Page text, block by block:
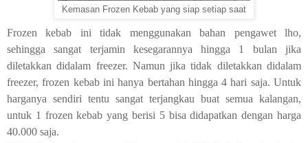
Kemasan Frozen Kebab yang siap setiap saat
Frozen kebab ini tidak menggunakan bahan pengawet lho,
sehingga sangat terjamin kesegarannya hingga 1 bulan jika
diletakkan didalam freezer. Namun jika tidak diletakkan didalam
freezer, frozen kebab ini hanya bertahan hingga 4 hari saja. Untuk
harganya sendiri tentu sangat terjangkau buat semua kalangan,
untuk 1 frozen kebab yang berisi 5 bisa didapatkan dengan harga
40.000 saja.